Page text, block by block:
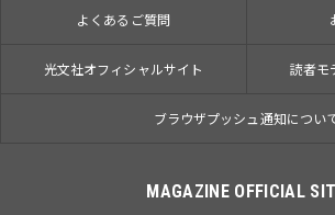
よくあるご質問
光文社オフィシャルサイト 読者モ
ブラウザプッシュ通知につい
MAGAZINE OFFICIAL